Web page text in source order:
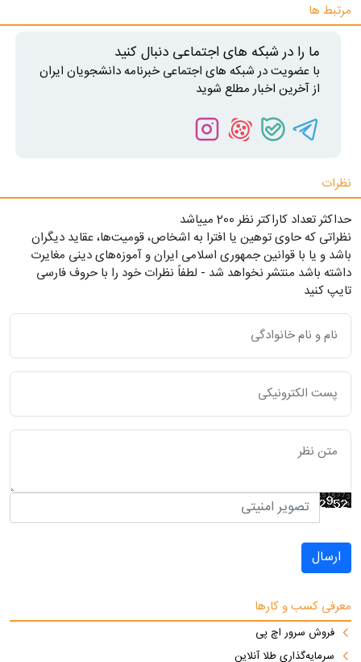
مرتبط ها
ما را در شبکه های اجتماعی دنبال کنید
با عضویت در شبکه های اجتماعی خبرنامه دانشجویان ایران
از آخرین اخبار مطلع شوید
نظرات
حداکثر تعداد کاراکتر نظر 200 ميياشد
نظراتی که حاوی توهین یا افترا به اشخاص، قومیت‌ها، عقاید دیگران
باشد و یا با قوانین جمهوری اسلامی ایران و آموزه‌های دینی مغایرت
داشته باشد منتشر نخواهد شد - لطفاً نظرات خود را با حروف فارسی
تایپ کنید
ارسال
معرفی کسب و کارها
فروش سرور اچ پی
سرمایه‌گذاری طلا آنلاین